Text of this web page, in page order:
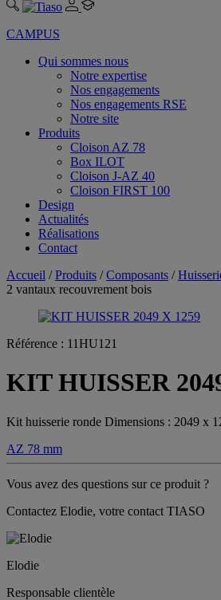
CAMPUS
Qui sommes nous
Notre expertise
Nos engagements
Nos engagements RSE
Notre site
Produits
Cloison AZ 78
Box ILOT
Cloison J-AZ 40
Cloison FIRST 100
Design
Actualités
Réalisations
Contact
Accueil /Produits /Composants /
2 vantaux recouvrement bois
Référence : 11HU121
KIT HUISSER
Kit huisserie ronde Dimensions : 2049 x
AZ 78 mm
Vous avez des questions sur ce produit ?
Contactez Elodie, votre contact TIASO
Elodie
Responsable clientèle